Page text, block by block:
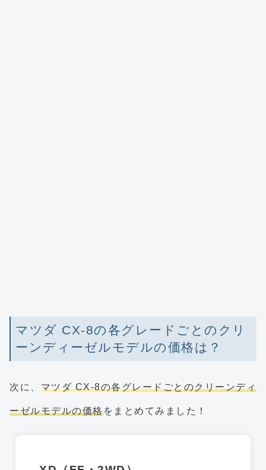
マツダ CX-8の各グレードごとのクリ
ーンディーゼルモデルの価格は？
次に、 マツダ CX-8の各グレードごとのクリーンディ
ーゼルモデルの価格をまとめてみました！